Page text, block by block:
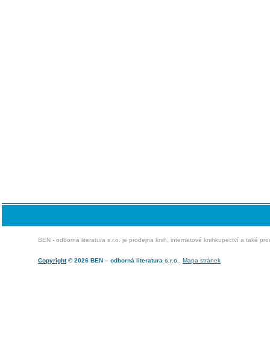
BEN - odborná literatura s.r.o. je prodejna knih, internetové knihkupectví a také
Copyright© 2026 BEN – odborná literatura s.r.o. Mapa stránek